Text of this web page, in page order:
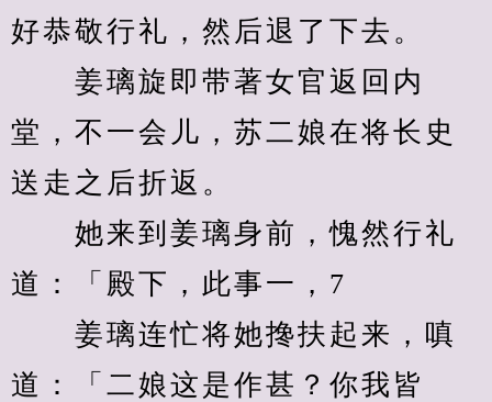
好恭敬行礼，然后退了下去。
姜璃旋即带著女官返回内
堂，不一会儿，苏二娘在将长史
送走之后折返。
她来到姜璃身前，愧然行礼
道：「殿下，此事一，7
姜璃连忙将她搀扶起来，嗔
道：「二娘这是作甚？你我皆